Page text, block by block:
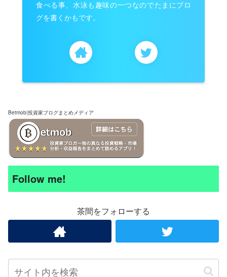
食べる事、水泳も趣味の一つなのでたまにブロ
グを書くかもです。
Betmob|投資家ブログまとめメディア
Follow me!
茶間をフォローする